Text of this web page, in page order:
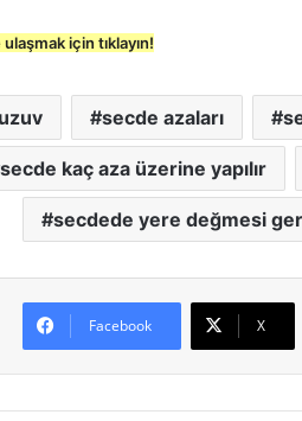
için tıklayın!
secde azaları
secde kaç aza üzerine yapılır
secdede yere değmesi
Facebook X